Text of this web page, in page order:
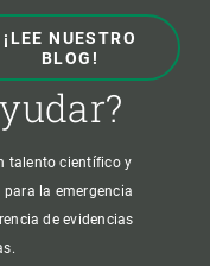
¡LEE NUESTRO
BLOG!
talento científico y
la emergencia
de evidencias